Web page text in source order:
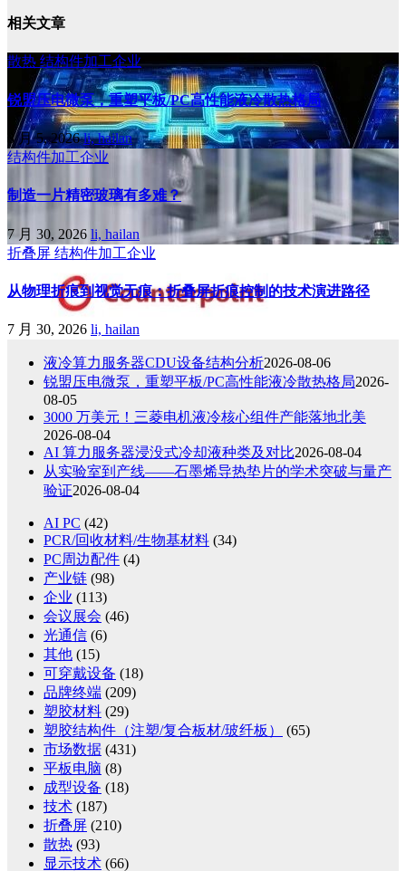
相关文章
散热 结构件加工企业
锐盟压电微泵，重塑平板/PC高性能液冷散热格局
8 月 5, 2026li, hailan
结构件加工企业
制造一片精密玻璃有多难？
7 月 30, 2026 li, hailan
折叠屏 结构件加工企业
从物理折痕到视觉无痕：折叠屏折痕控制的技术演进路径
7 月 30, 2026 li, hailan
液冷算力服务器CDU设备结构分析2026-08-06
锐盟压电微泵，重塑平板/PC高性能液冷散热格局2026-
08-05
3000 万美元！三菱电机液冷核心组件产能落地北美
2026-08-04
AI 算力服务器浸没式冷却液种类及对比2026-08-04
从实验室到产线——石墨烯导热垫片的学术突破与量产
验证2026-08-04
AI PC (42)
PCR/回收材料/生物基材料 (34)
PC周边配件 (4)
产业链 (98)
企业 (113)
会议展会 (46)
光通信 (6)
其他 (15)
可穿戴设备 (18)
品牌终端 (209)
塑胶材料 (29)
塑胶结构件（注塑/复合板材/玻纤板）
(65)
市场数据 (431)
平板电脑 (8)
成型设备 (18)
技术 (187)
折叠屏 (210)
散热 (93)
显示技术 (66)